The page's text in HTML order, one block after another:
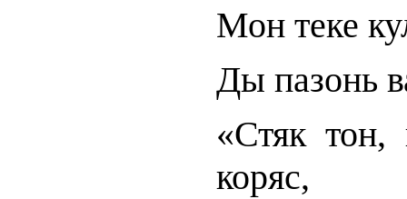
Мон теке
Ды пазонь
«Стяк
коряс,